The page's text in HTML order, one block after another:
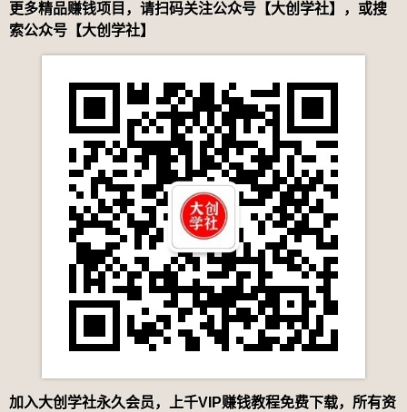
更多精品赚钱项目，请扫码关注公众号【大创学社】，或搜
索公众号【大创学社】
加入大创学社永久会员，上千VIP赚钱教程免费下载，所有资